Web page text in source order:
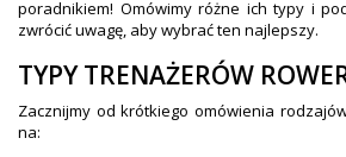
VICTORINOX ZEGARKI
WENGER ZEGARKI
ORIENT ZEGARKI
poradnikiem! Omówimy różne ich typy i
zwrócić uwagę, aby wybrać ten najlepszy.
TYPY TRENAŻERÓW
Zacznijmy od krótkiego omówienia
na: